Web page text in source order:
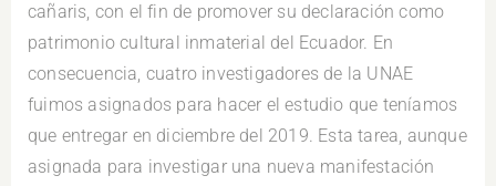
cañaris, con el fin de promover su declaración como
patrimonio cultural inmaterial del Ecuador. En
consecuencia, cuatro investigadores de la UNAE
fuimos asignados para hacer el estudio que teníamos
que entregar en diciembre del 2019. Esta tarea, aunque
asignada para investigar una nueva manifestación